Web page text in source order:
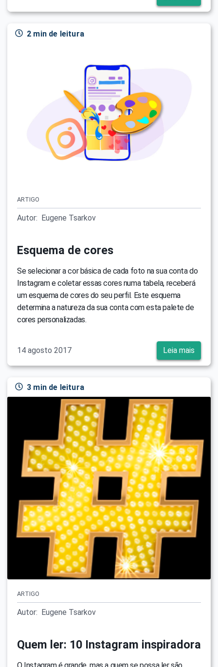
2 min de leitura
ARTIGO
Autor: Eugene Tsarkov
Esquema de cores
Se selecionar a cor básica de cada foto na sua conta do
Instagram e coletar essas cores numa tabela, receberá
um esquema de cores do seu perfil. Este esquema
determina a natureza da sua conta com esta palete de
cores personalizadas.
14 agosto 2017 Leia mais
3 min de leitura
ARTIGO
Autor: Eugene Tsarkov
Quem ler: 10 Instagram inspiradora